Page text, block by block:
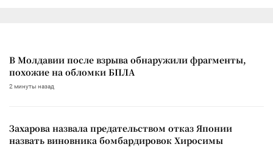
В Молдавии после взрыва обнаружили фрагменты,
похожие на обломки БПЛА
2 минуты назад
Захарова назвала предательством отказ Японии
назвать виновника бомбардировок Хиросимы